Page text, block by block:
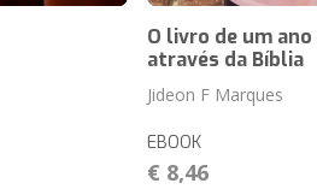
O livro de um
através da Bíblia
Jideon F Marques
EBOOK
€ 8,46